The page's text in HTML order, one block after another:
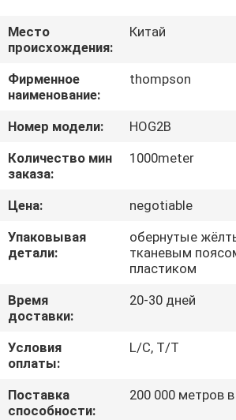
НАС
ПУТЕШЕСТВИЕ
ФАБРИКИ
ПРОВЕРКА
КАЧЕСТВА
СВЯЖИТЕСЬ
МЫ
НОВОСТИ
СПРОСИТЕ
ЦИТАТУ
ECER
Место
происхождения:
Китай
Фирменное
наименование:
thompson
Номер модели:
HOG2B
Количество мин
заказа:
1000meter
Цена:
negotiable
Упаковывая
детали:
обернутые
тканевым
пластиком
Время
доставки:
20-30 дней
Условия
оплаты:
L/C, T/T
Поставка
способности:
200 000 метров